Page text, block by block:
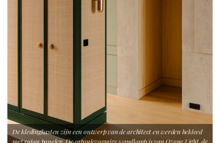
De kledingkasten zijn een ontwerp van de architect en werden bekleed
met rotan panelen. De capsulevormige wandlamp is van Ozone Light, de